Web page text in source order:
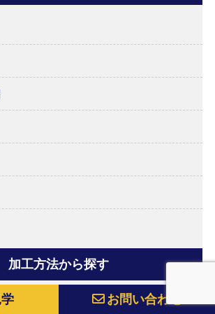
加工方法から探す
お問い合わせ